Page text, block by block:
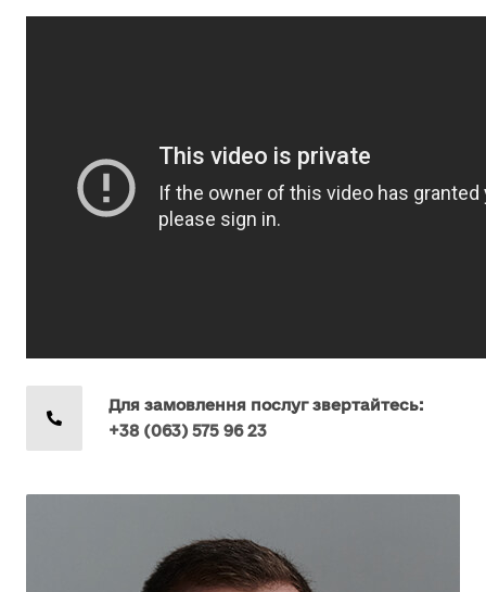
Для замовлення послуг звертайтесь:
+38 (063) 575 96 23